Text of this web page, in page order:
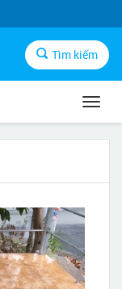
Tìm kiếm